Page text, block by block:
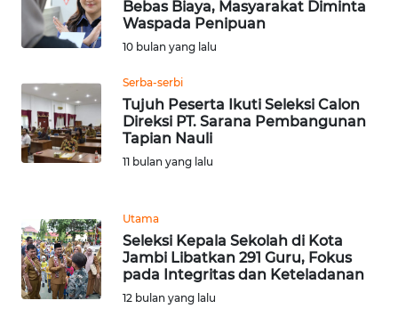
Bebas Biaya, Masyarakat Diminta
Waspada Penipuan
10 bulan yang lalu
Serba-serbi
Tujuh Peserta Ikuti Seleksi Calon
Direksi PT. Sarana Pembangunan
Tapian Nauli
11 bulan yang lalu
Utama
Seleksi Kepala Sekolah di Kota
Jambi Libatkan 291 Guru, Fokus
pada Integritas dan Keteladanan
12 bulan yang lalu
BERITA
KAMI
INFO
IKLAN
KAMI
PEDOMAN
MEDIA
SIBER